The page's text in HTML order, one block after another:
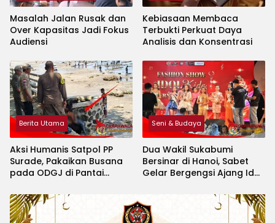
Masalah Jalan Rusak dan
Over Kapasitas Jadi Fokus
Audiensi
Kebiasaan Membaca
Terbukti Perkuat Daya
Analisis dan Konsentrasi
Berita Utama
Aksi Humanis Satpol PP
Surade, Pakaikan Busana
pada ODGJ di Pantai
Seni & Budaya
Dua Wakil Sukabumi
Bersinar di Hanoi, Sabet
Gelar Bergengsi Ajang Idol